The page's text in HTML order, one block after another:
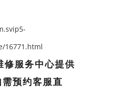
16771.html
修服务中心提供
预约客服直